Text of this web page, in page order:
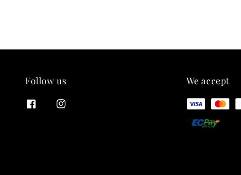
Follow us We accept